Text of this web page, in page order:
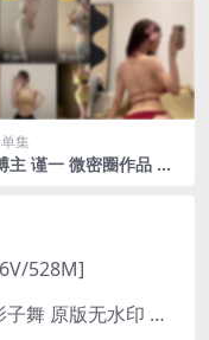
集
主 谨一 微密圈作品 N
528M]
【虎牙主播】 艾米 烧舞福利/影子舞 原版无水印 （1v/130m）